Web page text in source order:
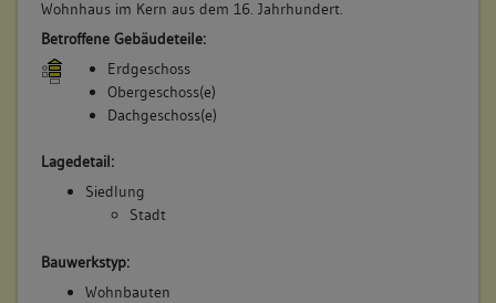
Wohnhaus im Kern aus dem 16. Jahrhundert.
Betroffene Gebäudeteile:
Erdgeschoss
Obergeschoss(e)
Dachgeschoss(e)
Lagedetail:
Siedlung
Stadt
Bauwerkstyp:
Wohnbauten